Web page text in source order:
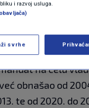
Golob zbog izraelskih
povukao neočekivan
je izabran
na čelu
obnašao od
te od 2020. do
i razvoj usluga.
svrhe